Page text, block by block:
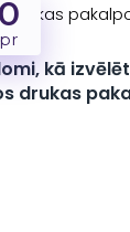
kā
drukas